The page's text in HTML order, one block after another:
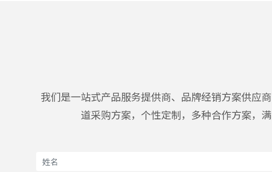
我们是一站式产品服务提供商、品牌经销方案供应
道采购方案，个性定制，多种合作方案，